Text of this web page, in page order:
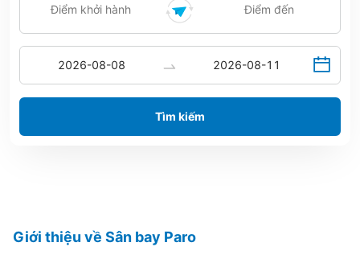
Tìm kiếm
Giới thiệu về Sân bay Paro